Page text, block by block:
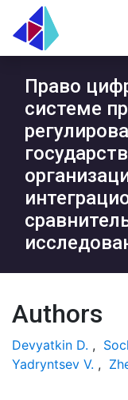
Право
системе
Authors
Devyatkin D. ,
Yadryntsev V. ,